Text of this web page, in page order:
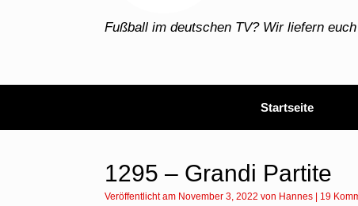
Fußball im deutschen TV? Wir liefern
Startseite
1295 – Grandi Partite
Veröffentlicht am November 3, 2022 von Hannes 19